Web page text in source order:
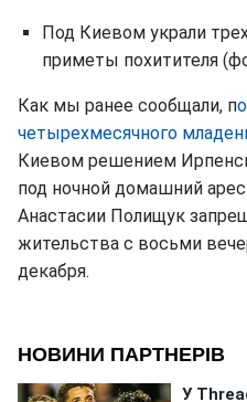
Под Киевом украли
приметы похитителя
Как мы ранее сообщали, п
четырехмесячного
Киевом решением
под ночной домашний
Анастасии Полищук
жительства с восьми
декабря.